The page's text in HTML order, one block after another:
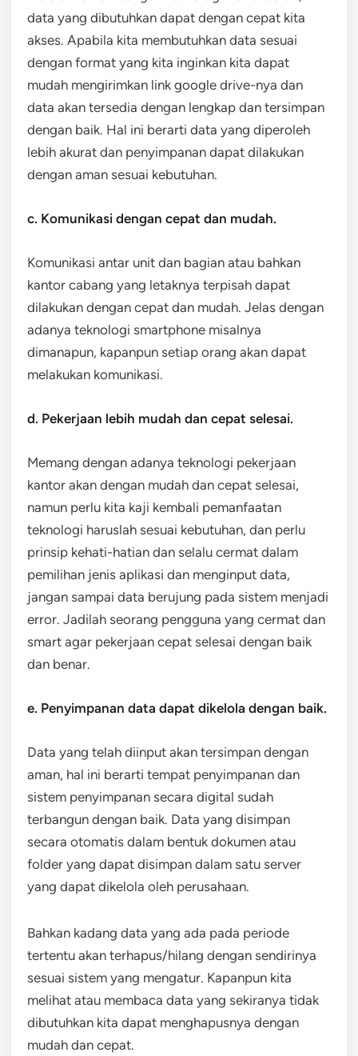
data yang dibutuhkan dapat dengan cepat kita
akses. Apabila kita membutuhkan data sesuai
dengan format yang kita inginkan kita dapat
mudah mengirimkan link google drive-nya dan
data akan tersedia dengan lengkap dan tersimpan
dengan baik. Hal ini berarti data yang diperoleh
lebih akurat dan penyimpanan dapat dilakukan
dengan aman sesuai kebutuhan.
c. Komunikasi dengan cepat dan mudah.
Komunikasi antar unit dan bagian atau bahkan
kantor cabang yang letaknya terpisah dapat
dilakukan dengan cepat dan mudah. Jelas dengan
adanya teknologi smartphone misalnya
dimanapun, kapanpun setiap orang akan dapat
melakukan komunikasi.
d. Pekerjaan lebih mudah dan cepat selesai.
Memang dengan adanya teknologi pekerjaan
kantor akan dengan mudah dan cepat selesai,
namun perlu kita kaji kembali pemanfaatan
teknologi haruslah sesuai kebutuhan, dan perlu
prinsip kehati-hatian dan selalu cermat dalam
pemilihan jenis aplikasi dan menginput data,
jangan sampai data berujung pada sistem menjadi
error. Jadilah seorang pengguna yang cermat dan
smart agar pekerjaan cepat selesai dengan baik
dan benar.
e. Penyimpanan data dapat dikelola dengan baik.
Data yang telah diinput akan tersimpan dengan
aman, hal ini berarti tempat penyimpanan dan
sistem penyimpanan secara digital sudah
terbangun dengan baik. Data yang disimpan
secara otomatis dalam bentuk dokumen atau
folder yang dapat disimpan dalam satu server
yang dapat dikelola oleh perusahaan.
Bahkan kadang data yang ada pada periode
tertentu akan terhapus/hilang dengan sendirinya
sesuai sistem yang mengatur. Kapanpun kita
melihat atau membaca data yang sekiranya tidak
dibutuhkan kita dapat menghapusnya dengan
mudah dan cepat.